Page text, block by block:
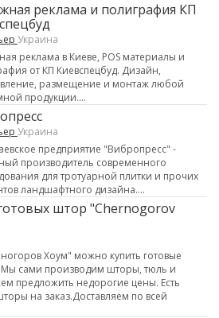
реклама и полиграфия КП
Украина
реклама в Киеве, POS материалы и
от КП Киевспецбуд. Дизайн,
размещение и монтаж любой
продукции....
Украина
предприятие "Вибропресс" -
производитель современного
для тротуарной плитки и прочих
ландшафтного дизайна....
штор "Chernogorov
Хоум" можно купить готовые
сами производим шторы, тюль и
предложить недорогие цены. Есть
на заказ.Доставляем по всей